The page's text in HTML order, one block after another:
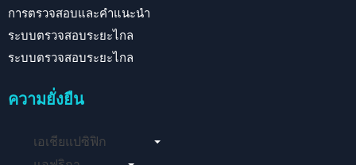
การตรวจสอบและคำแนะนำ
ระบบตรวจสอบระยะไกล
ระบบตรวจสอบระยะไกล
ความยั่งยืน
เอเชียแปซิฟิก